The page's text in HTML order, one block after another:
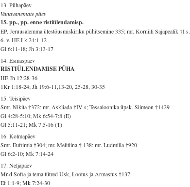
13. Pühapäev
Vanavanemate päev
15. pp., pp. enne ristiülendamisp.
EP. Jeruusalemma ülestõusmiskiriku pühitsemine 335; mr. Korniili Sajapealik †I s.
6. v. HE Lk 24:1-12
Gl 6:11-18; Jh 3:13-17
14. Esmaspäev
RISTIÜLENDAMISE PÜHA
HE Jh 12:28-36
1Kr 1:18-24; Jh 19:6-11,13-20, 25-28, 30-35
15. Teisipäev
Smr. Nikita †372; mr. Askliada †IV s; Tessaloonika üpsk. Siimeon †1429
Gl 4:28-5:10; Mk 6:54-7:8 (E)
Gl 5:11-21; Mk 7:5-16 (T)
16. Kolmapäev
Smr. Eufiimia †304; mr. Melitiina † 138; mr. Ludmilla †920
Gl 6:2-10; Mk 7:14-24
17. Neljapäev
Mr-d Sofia ja tema tütred Usk, Lootus ja Armastus †137
Ef 1:1-9; Mk 7:24-30